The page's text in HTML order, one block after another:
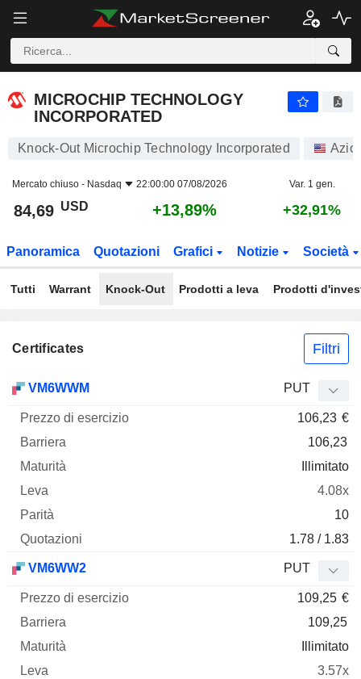
MICROCHIP TECHNOLOGY
INCORPORATED
Knock-Out Microchip Technology Incorporated
Mercato chiuso - Nasdaq 22:00:00 07/08/2026 Var. 1 gen.
84,69 USD +13,89% +32,91%
Panoramica Quotazioni Grafici Notizie Società
Tutti Warrant Knock-Out Prodotti a leva Prodotti
Certificates Filtri
Mnemo Tipo
esercizio
Elasticità
Parità
VM6WWM PUT
106,23 €
106,23
Illimitato
4.08x
10
1.78 / 1.83
VM6WW2 PUT
109,25 €
109,25
Illimitato
3.57x